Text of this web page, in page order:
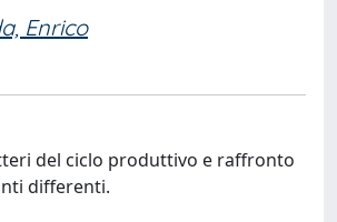
Enrico
del ciclo produttivo e raffronto
differenti.